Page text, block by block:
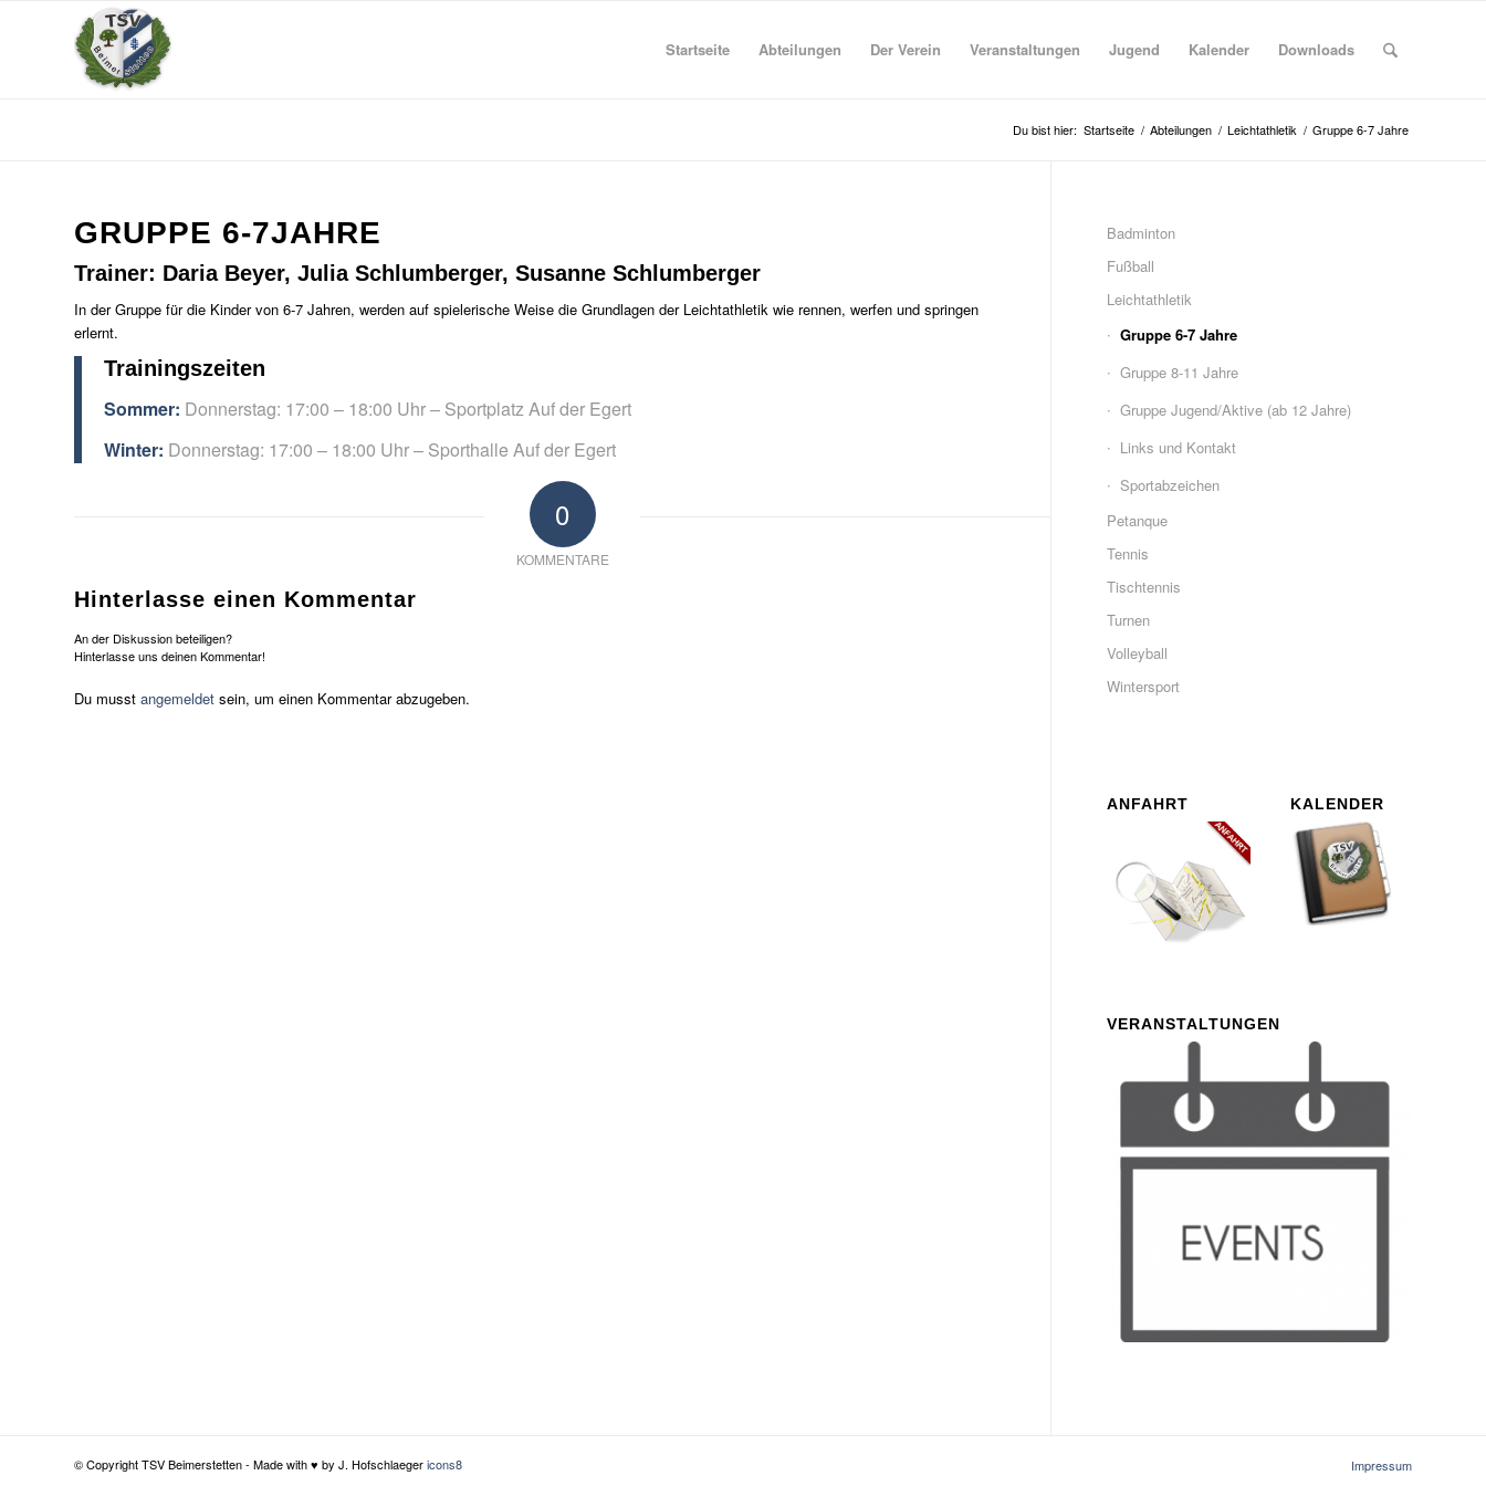
Startseite Abteilungen Der Verein Veranstaltungen Jugend Kalender Downloads
Du bist hier: Startseite / Abteilungen / Leichtathletik / Gruppe 6-7 Jahre
GRUPPE 6-7JAHRE
Trainer: Daria Beyer, Julia Schlumberger, Susanne Schlumberger
In der Gruppe für die Kinder von 6-7 Jahren, werden auf spielerische Weise die Grundlagen der Leichtathletik wie rennen, werfen und springen
erlernt.
Trainingszeiten
Sommer: Donnerstag: 17:00 – 18:00 Uhr – Sportplatz Auf der Egert
Winter: Donnerstag: 17:00 – 18:00 Uhr – Sporthalle Auf der Egert
0
KOMMENTARE
Hinterlasse einen Kommentar
An der Diskussion beteiligen?
Hinterlasse uns deinen Kommentar!
Du musst angemeldet sein, um einen Kommentar abzugeben.
Badminton
Fußball
Leichtathletik
Gruppe 6-7 Jahre
Gruppe 8-11 Jahre
Gruppe Jugend/Aktive (ab 12 Jahre)
Links und Kontakt
Sportabzeichen
Petanque
Tennis
Tischtennis
Turnen
Volleyball
Wintersport
ANFAHRT KALENDER
VERANSTALTUNGEN
© Copyright TSV Beimerstetten - Made with ♥ by J. Hofschlaegericons8 Impressum